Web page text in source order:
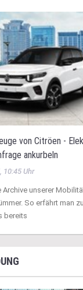
von Citröen -
ankurbeln
10:45 Uhr
Archive unserer
So erfährt man
bereits